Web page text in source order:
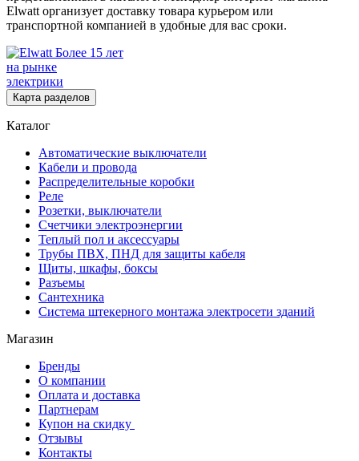
Elwatt организует доставку товара курьером или
транспортной компанией в удобные для вас сроки.
Более 15 лет
на рынке
электрики
Карта разделов
Каталог
Автоматические выключатели
Кабели и провода
Распределительные коробки
Реле
Розетки, выключатели
Счетчики электроэнергии
Теплый пол и аксессуары
Трубы ПВХ, ПНД для защиты кабеля
Щиты, шкафы, боксы
Разъемы
Сантехника
Система штекерного монтажа электросети зданий
Магазин
Бренды
О компании
Оплата и доставка
Партнерам
Купон на скидку
Отзывы
Контакты